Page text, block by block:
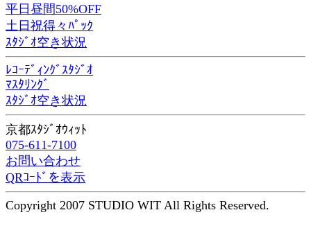
平日昼間50%OFF
土日祝得々ﾊﾟｯｸ
ｽﾀｼﾞｵ空き状況
ﾚｺｰﾃﾞｨﾝｸﾞｽﾀｼﾞｵ
ﾏｽﾀﾘﾝｸﾞ
ｽﾀｼﾞｵ空き状況
京都ｽﾀｼﾞｵｳｨｯﾄ
075-611-7100
お問い合わせ
QRｺｰﾄﾞを表示
Copyright 2007 STUDIO WIT All Rights Reserved.